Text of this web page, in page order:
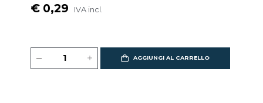
€ 0,29 IVA incl.
AGGIUNGI AL CARRELLO